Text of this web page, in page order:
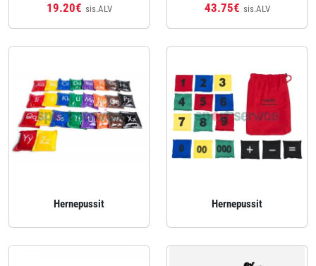
19.20€ sis.ALV 43.75€ sis.ALV
Hernepussit Hernepussit